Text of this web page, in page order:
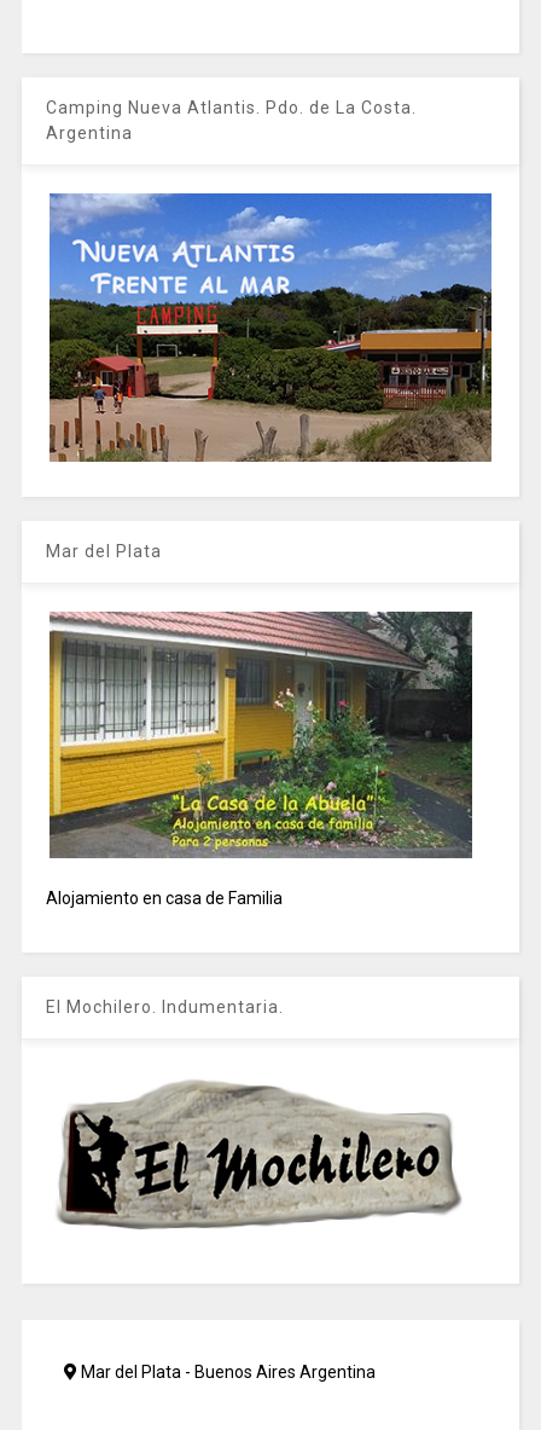
Camping Nueva Atlantis. Pdo. de La Costa.
Argentina
Mar del Plata
Alojamiento en casa de Familia
El Mochilero. Indumentaria.
Mar del Plata - Buenos Aires Argentina